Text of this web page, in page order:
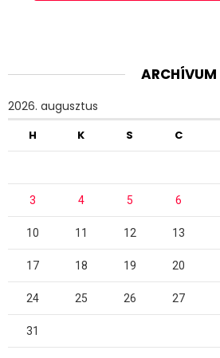
ARCHÍVUM
2026. augusztus
H K S C
3 4 5 6
10 11 12 13
17 18 19 20
24 25 26 27
31